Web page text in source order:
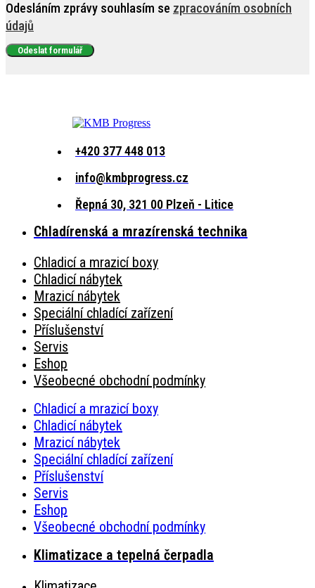
Odesláním zprávy souhlasím se zpracováním osobních
údajů
Odeslat formulář
+420 377 448 013
info@kmbprogress.cz
Řepná 30, 321 00 Plzeň - Litice
Chladírenská a mrazírenská technika
Chladicí a mrazicí boxy
Chladicí nábytek
Mrazicí nábytek
Speciální chladící zařízení
Příslušenství
Servis
Eshop
Všeobecné obchodní podmínky
Chladicí a mrazicí boxy
Chladicí nábytek
Mrazicí nábytek
Speciální chladící zařízení
Příslušenství
Servis
Eshop
Všeobecné obchodní podmínky
Klimatizace a tepelná čerpadla